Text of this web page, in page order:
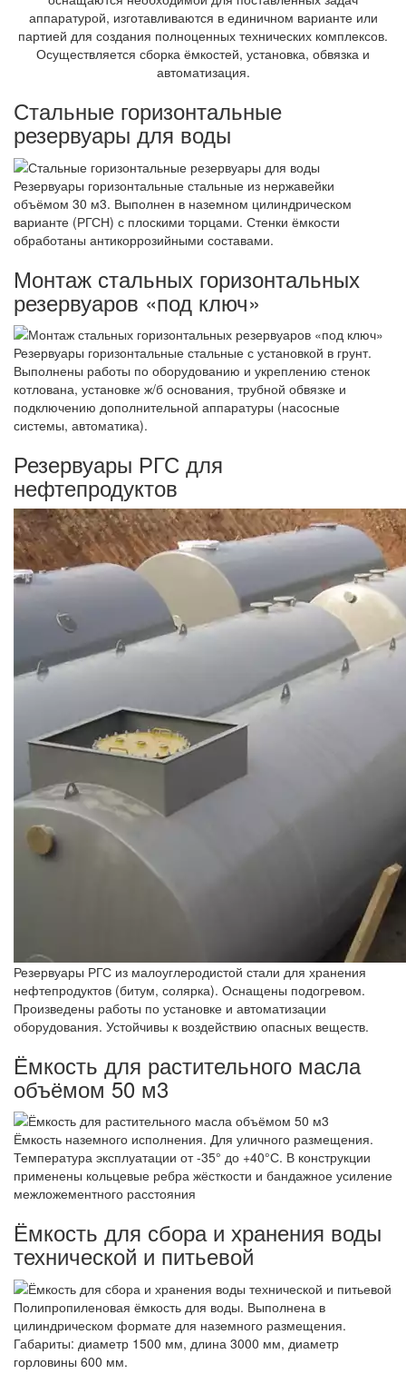
аппаратурой, изготавливаются в единичном варианте или
партией для создания полноценных технических комплексов.
Осуществляется сборка ёмкостей, установка, обвязка и
автоматизация.
Стальные горизонтальные
резервуары для воды
Резервуары горизонтальные стальные из нержавейки
объёмом 30 м3. Выполнен в наземном цилиндрическом
варианте (РГСН) с плоскими торцами. Стенки ёмкости
обработаны антикоррозийными составами.
Монтаж стальных горизонтальных
резервуаров «под ключ»
Резервуары горизонтальные стальные с установкой в грунт.
Выполнены работы по оборудованию и укреплению стенок
котлована, установке ж/б основания, трубной обвязке и
подключению дополнительной аппаратуры (насосные
системы, автоматика).
Резервуары РГС для
нефтепродуктов
Резервуары РГС из малоуглеродистой стали для хранения
нефтепродуктов (битум, солярка). Оснащены подогревом.
Произведены работы по установке и автоматизации
оборудования. Устойчивы к воздействию опасных веществ.
Ёмкость для растительного масла
объёмом 50 м3
Ёмкость наземного исполнения. Для уличного размещения.
Температура эксплуатации от -35° до +40°С. В конструкции
применены кольцевые ребра жёсткости и бандажное усиление
межложементного расстояния
Ёмкость для сбора и хранения воды
технической и питьевой
Полипропиленовая ёмкость для воды. Выполнена в
цилиндрическом формате для наземного размещения.
Габариты: диаметр 1500 мм, длина 3000 мм, диаметр
горловины 600 мм.